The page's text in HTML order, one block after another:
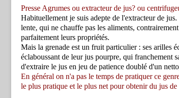
Presse Agrumes ou extracteur de jus? ou
Habituellement je suis adepte de l'extracteur de
lente, qui ne chauffe pas les aliments,
parfaitement leurs propriétés.
Mais la grenade est un fruit particulier : ses arilles
éclaboussant de leur jus pourpre, qui franchement
d'extraire le jus en jeu de patience doublé d'un
En général on n'a pas le temps de pratiquer ce
le plus pratique et le plus net pour obtenir du jus de